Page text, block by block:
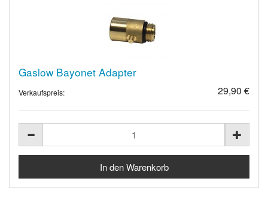
Gaslow Bayonet Adapter
Verkaufspreis: 29,90 €